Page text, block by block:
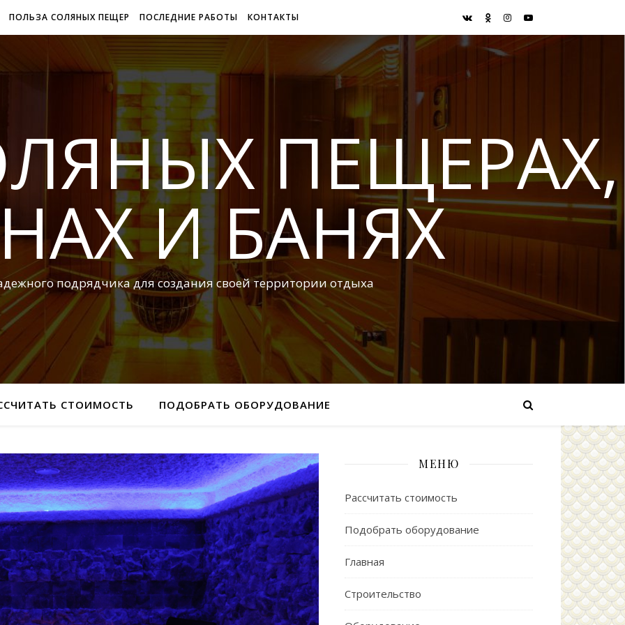
ПОЛЬЗА СОЛЯНЫХ ПЕЩЕР ПОСЛЕДНИЕ РАБОТЫ КОНТАКТЫ
ПЕЩЕРАХ,
И БАНЯХ
подрядчика для создания своей территории отдыха
СТОИМОСТЬ ПОДОБРАТЬ ОБОРУДОВАНИЕ
МЕНЮ
Рассчитать стоимость
Подобрать оборудование
Главная
Строительство